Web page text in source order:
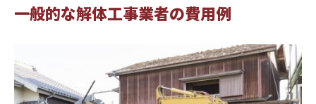
一般的な解体工事業者の費用例